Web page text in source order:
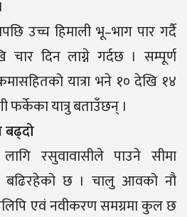
उच्च हिमाली भू–भाग पार गर्दै
चार दिन लाग्ने गर्दछ । सम्पूर्ण
यात्रा भने १० देखि १४
यात्रु बताउँछन् ।
बढ्दो
रसुवावासीले पाउने सीमा
बढिरहेको छ । चालु आवको नौ
एवं नवीकरण समग्रमा कुल छ